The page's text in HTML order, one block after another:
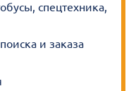
спецтехника,
и заказа